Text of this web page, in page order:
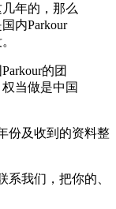
年的，那么
内Parkour
的团
当做是中国
份及收到的资料整
我们，把你的、